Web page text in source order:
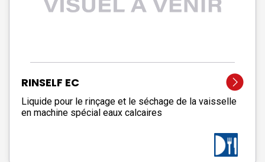
RINSELF EC
Liquide pour le rinçage et le séchage de la vaisselle
en machine spécial eaux calcaires